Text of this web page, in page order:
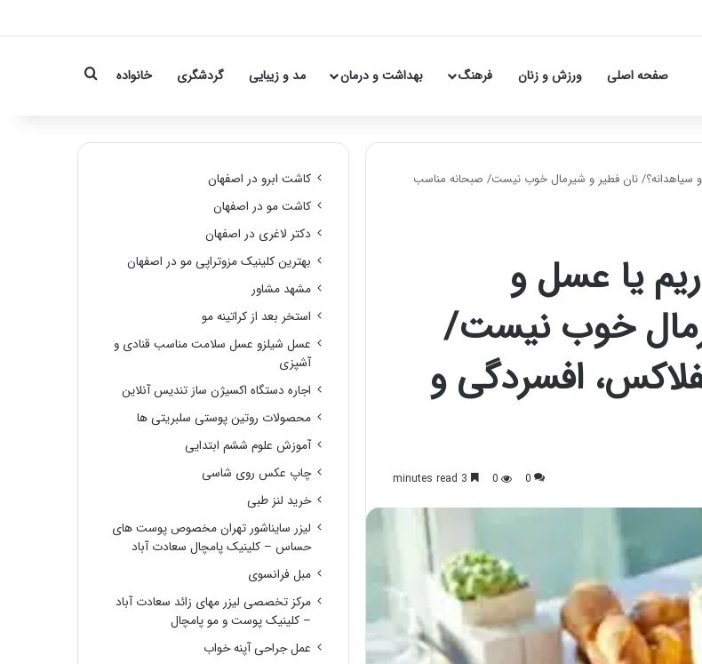
صفحه اصلی ورزش و زنان فرهنگ بهداشت و درمان مد و زیبایی گردشگری خانواده Search for
و سیاهدانه؟/ نان فطیر و شیرمال خوب نیست/ صبحانه مناسب
یا عسل و
خوب نیست/
افسردگی و
0
0
کاشت ابرو در اصفهان
کاشت مو در اصفهان
دکتر لاغری در اصفهان
بهترین کلینیک مزوتراپی مو در اصفهان
مشهد مشاور
استخر بعد از کراتینه مو
عسل شیلزو عسل سلامت مناسب قنادی و
آشپزی
اجاره دستگاه اکسیژن ساز تندیس آنلاین
محصولات روتین پوستی سلبریتی ها
آموزش علوم ششم ابتدایی
چاپ عکس روی شاسی
خرید لنز طبی
لیزر سایناشور تهران مخصوص پوست های
حساس – کلینیک پامچال سعادت آباد
مبل فرانسوی
مرکز تخصصی لیزر مهای زائد سعادت آباد
– کلینیک پوست و مو پامچال
عمل جراحی آپنه خواب